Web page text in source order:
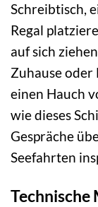
Schreibtisch,
Regal
auf sich
Zuhause oder
einen Hauch
wie dieses
Gespräche
Seefahrten
Technische